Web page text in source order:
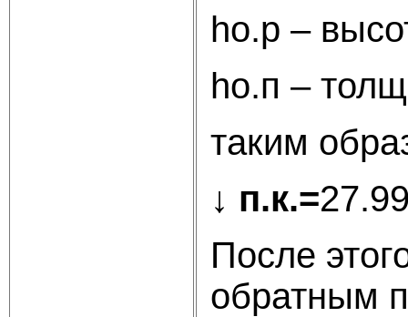
hо.р –
hо.п –
таким
↓ п.к.=
После
обратным